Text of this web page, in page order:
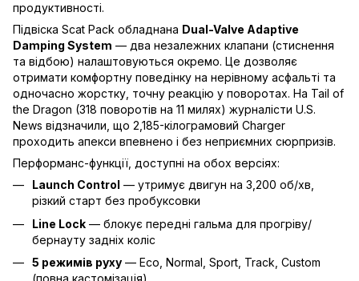
продуктивності.
Підвіска Scat Pack обладнана Dual-Valve Adaptive
Damping System — два незалежних клапани (стиснення
та відбою) налаштовуються окремо. Це дозволяє
отримати комфортну поведінку на нерівному асфальті та
одночасно жорстку, точну реакцію у поворотах. На Tail of
the Dragon (318 поворотів на 11 милях) журналісти U.S.
News відзначили, що 2,185-кілограмовий Charger
проходить апекси впевнено і без неприємних сюрпризів.
Перформанс-функції, доступні на обох версіях:
Launch Control — утримує двигун на 3,200 об/хв,
різкий старт без пробуксовки
Line Lock — блокує передні гальма для прогріву/
бернауту задніх коліс
5 режимів руху — Eco, Normal, Sport, Track, Custom
(повна кастомізація)